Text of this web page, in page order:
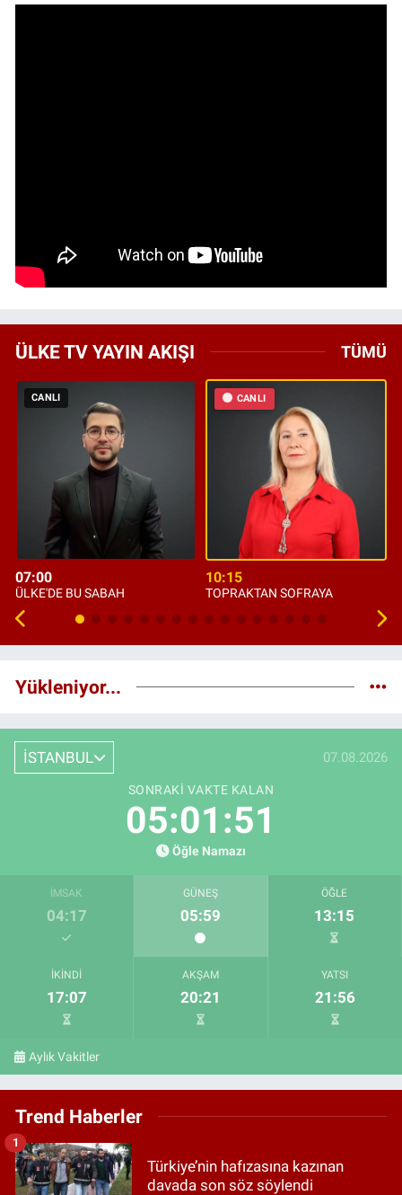
ÜLKE TV YAYIN AKIŞI TÜMÜ
CANLI
07:00
ÜLKE'DE BU SABAH
CANLI
10:15
TOPRAKTAN SOFRAYA
Yükleniyor...
İSTANBUL 07.08.2026
SONRAKI VAKTE KALAN
05:01:49
Öğle Namazı
İMSAK
04:17
GÜNEŞ
05:59
ÖĞLE
13:15
İKINDI
17:07
AKŞAM
20:21
YATSI
21:56
Aylık Vakitler
Trend Haberler
Türkiye’nin hafızasına kazınan
davada son söz söylendi
1